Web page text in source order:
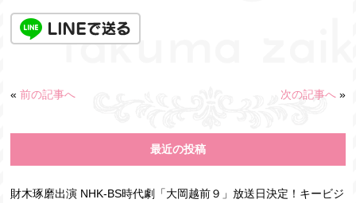
«前の記事へ 次の記事へ»
最近の投稿
財木琢磨出演 NHK-BS時代劇「大岡越前９」放送日決定！キービジ